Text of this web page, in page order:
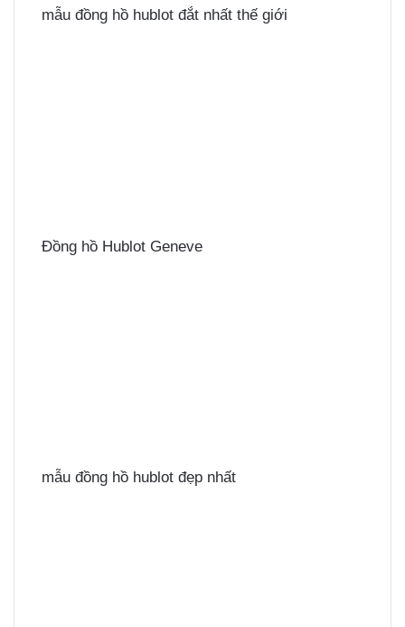
mẫu đồng hồ hublot đắt nhất thế giới
Đồng hồ Hublot Geneve
mẫu đồng hồ hublot đẹp nhất